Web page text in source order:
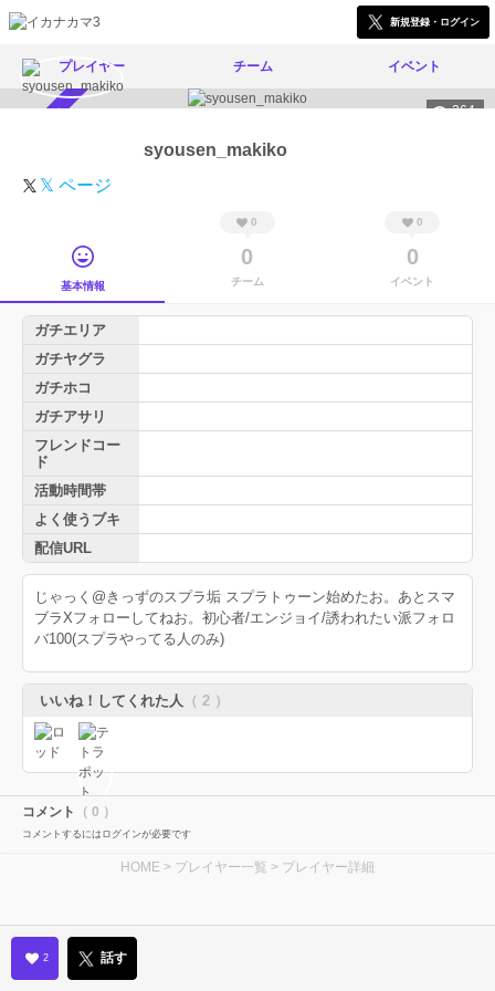
新規登録・ログイン
プレイヤー チーム イベント
264
syousen_makiko
𝕏 ページ
基本情報
0
0
チーム
0
0
イベント
ガチエリア
ガチヤグラ
ガチホコ
ガチアサリ
フレンドコー
ド
活動時間帯
よく使うブキ
配信URL
じゃっく@きっずのスプラ垢 スプラトゥーン始めたお。あとスマ
ブラXフォローしてねお。初心者/エンジョイ/誘われたい派フォロ
バ100(スプラやってる人のみ)
いいね！してくれた人 （ 2 ）
コメント （ 0 ）
コメントするにはログインが必要です
HOME > プレイヤー一覧 > プレイヤー詳細
2 話す